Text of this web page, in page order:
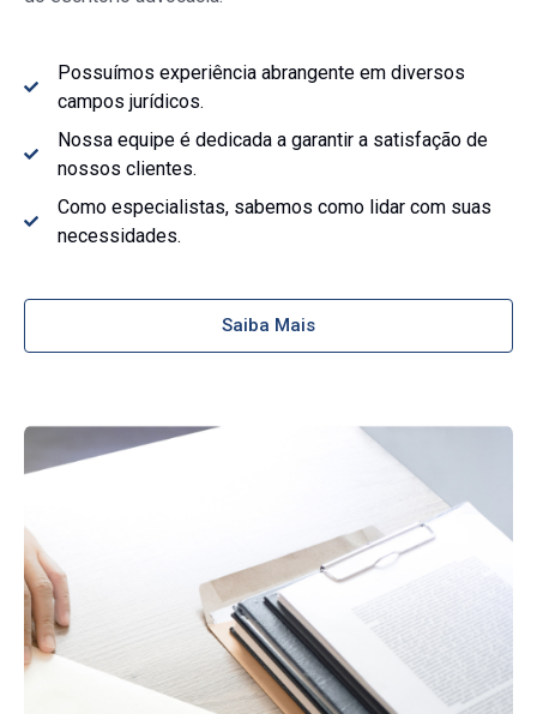
Possuímos experiência abrangente em diversos
campos jurídicos.
Nossa equipe é dedicada a garantir a satisfação de
nossos clientes.
Como especialistas, sabemos como lidar com suas
necessidades.
Saiba Mais